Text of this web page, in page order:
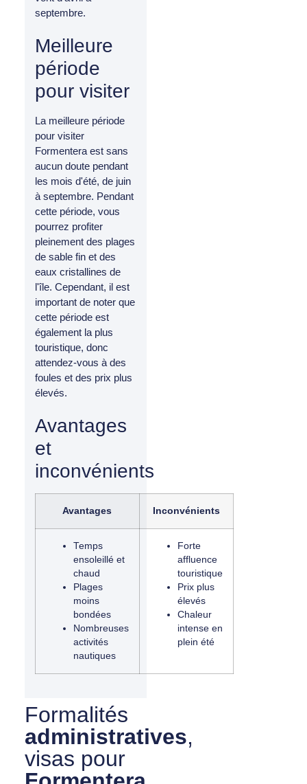
septembre.
Meilleure
période
pour visiter
La meilleure période
pour visiter
Formentera est sans
aucun doute pendant
les mois d'été, de juin
à septembre. Pendant
cette période, vous
pourrez profiter
pleinement des plages
de sable fin et des
eaux cristallines de
l'île. Cependant, il est
important de noter que
cette période est
également la plus
touristique, donc
attendez-vous à des
foules et des prix plus
élevés.
Avantages
et
inconvénients
Avantages Inconvénients
Temps
ensoleillé et
chaud
Plages
moins
bondées
Nombreuses
activités
nautiques
Forte
affluence
touristique
Prix plus
élevés
Chaleur
intense en
plein été
Formalités
administratives,
visas pour